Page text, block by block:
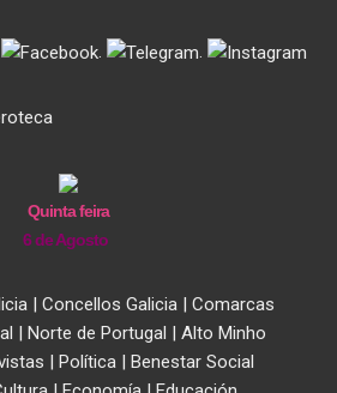
. .
Quinta feira
6 de Agosto
| Concellos Galicia| Comarcas
| Norte de Portugal | Alto Minho
| Política| Benestar Social